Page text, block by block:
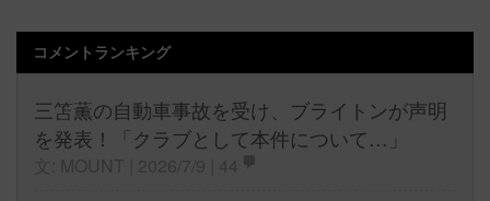
コメントランキング
三笘薫の自動車事故を受け、ブライトンが声明
を発表！「クラブとして本件について…」